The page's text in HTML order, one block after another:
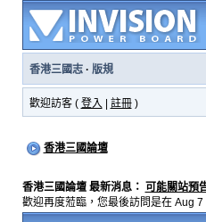
香港三國志· 版規
歡迎訪客 ( 登入 註冊)
香港三國論壇
香港三國論壇 最新消息： 可能關站預
歡迎再度蒞臨，您最後訪問是在 Aug